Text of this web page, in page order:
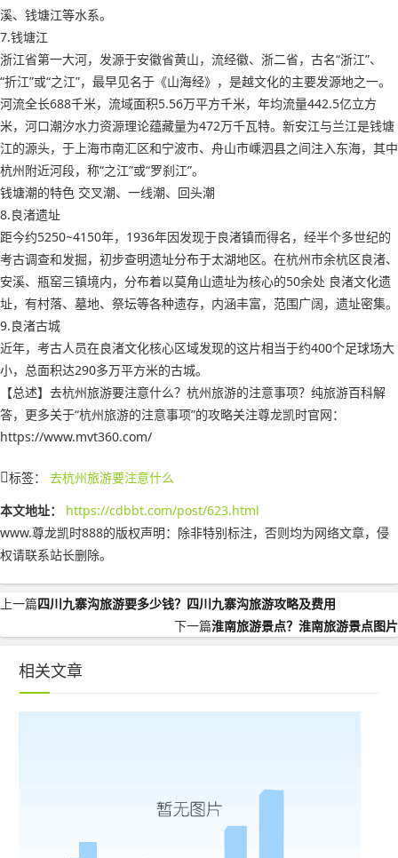
溪、钱塘江等水系。
7.钱塘江
浙江省第一大河，发源于安徽省黄山，流经徽、浙二省，古名“浙江”、
“折江”或“之江”，最早见名于《山海经》，是越文化的主要发源地之一。
河流全长688千米，流域面积5.56万平方千米，年均流量442.5亿立方
米，河口潮汐水力资源理论蕴藏量为472万千瓦特。新安江与兰江是钱塘
江的源头，于上海市南汇区和宁波市、舟山市嵊泗县之间注入东海，其中
杭州附近河段，称“之江”或“罗刹江”。
钱塘潮的特色 交叉潮、一线潮、回头潮
8.良渚遗址
距今约5250~4150年，1936年因发现于良渚镇而得名，经半个多世纪的
考古调查和发掘，初步查明遗址分布于太湖地区。在杭州市余杭区良渚、
安溪、瓶窑三镇境内，分布着以莫角山遗址为核心的50余处 良渚文化遗
址，有村落、墓地、祭坛等各种遗存，内涵丰富，范围广阔，遗址密集。
9.良渚古城
近年，考古人员在良渚文化核心区域发现的这片相当于约400个足球场大
小，总面积达290多万平方米的古城。
【总述】去杭州旅游要注意什么？杭州旅游的注意事项？纯旅游百科解
答，更多关于“杭州旅游的注意事项”的攻略关注尊龙凯时官网：
https://www.mvt360.com/
标签： 去杭州旅游要注意什么
本文地址：
https://cdbbt.com/post/623.html
www.尊龙凯时888的版权声明： 除非特别标注，否则均为网络文章，侵
权请联系站长删除。
上一篇四川九寨沟旅游要多少钱？四川九寨沟旅游攻略及费用
下一篇淮南旅游景点？淮南旅游景点图片
相关文章